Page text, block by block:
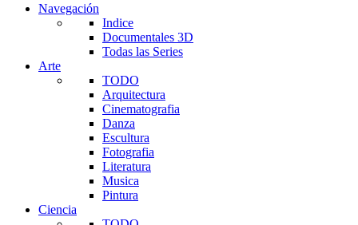
Navegación
Indice
Documentales 3D
Todas las Series
Arte
TODO
Arquitectura
Cinematografia
Danza
Escultura
Fotografia
Literatura
Musica
Pintura
Ciencia